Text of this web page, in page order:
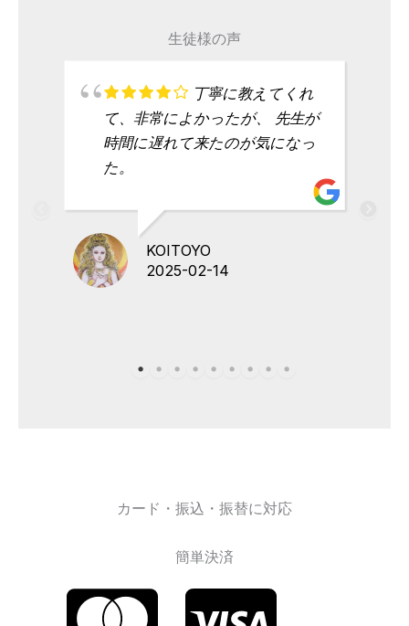
生徒様の声
丁寧に教えてくれ
て、非常によかったが、 先生が
時間に遅れて来たのが気になっ
た。
KOITOYO
2025-02-14
カード・振込・振替に対応
簡単決済